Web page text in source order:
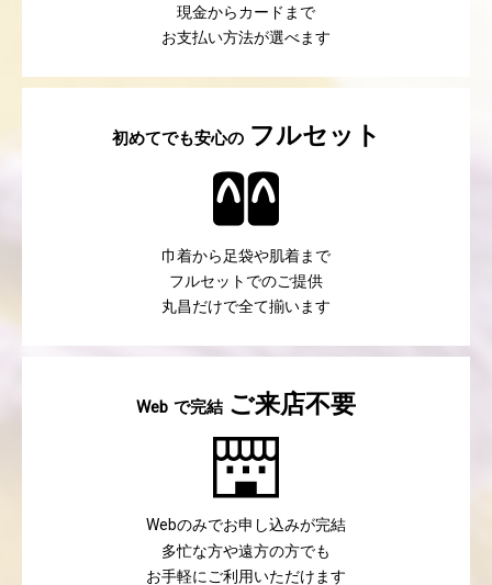
現金からカードまで
お支払い方法が選べます
初めてでも安心の フルセット
巾着から足袋や肌着まで
フルセットでのご提供
丸昌だけで全て揃います
Web で完結 ご来店不要
Webのみでお申し込みが完結
多忙な方や遠方の方でも
お手軽にご利用いただけます